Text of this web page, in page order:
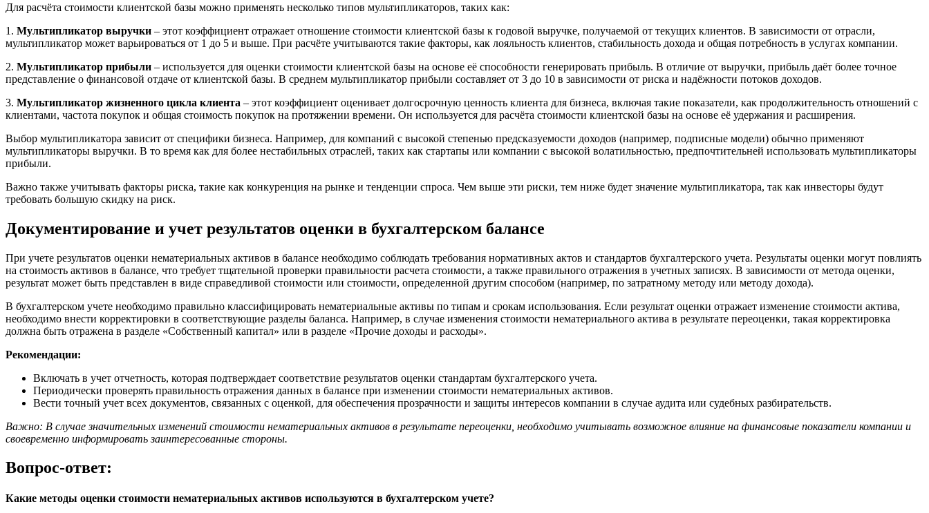
Для расчёта стоимости клиентской базы можно применять несколько типов мультипликаторов, таких как:
1. Мультипликатор выручки – этот коэффициент отражает отношение стоимости клиентской базы к годовой выручке, получаемой от текущих клиентов. В зависимости от отрасли,
мультипликатор может варьироваться от 1 до 5 и выше. При расчёте учитываются такие факторы, как лояльность клиентов, стабильность дохода и общая потребность в услугах компании.
2. Мультипликатор прибыли – используется для оценки стоимости клиентской базы на основе её способности генерировать прибыль. В отличие от выручки, прибыль даёт более точное
представление о финансовой отдаче от клиентской базы. В среднем мультипликатор прибыли составляет от 3 до 10 в зависимости от риска и надёжности потоков доходов.
3. Мультипликатор жизненного цикла клиента – этот коэффициент оценивает долгосрочную ценность клиента для бизнеса, включая такие показатели, как продолжительность отношений с
клиентами, частота покупок и общая стоимость покупок на протяжении времени. Он используется для расчёта стоимости клиентской базы на основе её удержания и расширения.
Выбор мультипликатора зависит от специфики бизнеса. Например, для компаний с высокой степенью предсказуемости доходов (например, подписные модели) обычно применяют
мультипликаторы выручки. В то время как для более нестабильных отраслей, таких как стартапы или компании с высокой волатильностью, предпочтительней использовать мультипликаторы
прибыли.
Важно также учитывать факторы риска, такие как конкуренция на рынке и тенденции спроса. Чем выше эти риски, тем ниже будет значение мультипликатора, так как инвесторы будут
требовать большую скидку на риск.
Документирование и учет результатов оценки в бухгалтерском балансе
При учете результатов оценки нематериальных активов в балансе необходимо соблюдать требования нормативных актов и стандартов бухгалтерского учета. Результаты оценки могут повлиять
на стоимость активов в балансе, что требует тщательной проверки правильности расчета стоимости, а также правильного отражения в учетных записях. В зависимости от метода оценки,
результат может быть представлен в виде справедливой стоимости или стоимости, определенной другим способом (например, по затратному методу или методу дохода).
В бухгалтерском учете необходимо правильно классифицировать нематериальные активы по типам и срокам использования. Если результат оценки отражает изменение стоимости актива,
необходимо внести корректировки в соответствующие разделы баланса. Например, в случае изменения стоимости нематериального актива в результате переоценки, такая корректировка
должна быть отражена в разделе «Собственный капитал» или в разделе «Прочие доходы и расходы».
Рекомендации:
Включать в учет отчетность, которая подтверждает соответствие результатов оценки стандартам бухгалтерского учета.
Периодически проверять правильность отражения данных в балансе при изменении стоимости нематериальных активов.
Вести точный учет всех документов, связанных с оценкой, для обеспечения прозрачности и защиты интересов компании в случае аудита или судебных разбирательств.
Важно: В случае значительных изменений стоимости нематериальных активов в результате переоценки, необходимо учитывать возможное влияние на финансовые показатели компании и
своевременно информировать заинтересованные стороны.
Вопрос-ответ:
Какие методы оценки стоимости нематериальных активов используются в бухгалтерском учете?